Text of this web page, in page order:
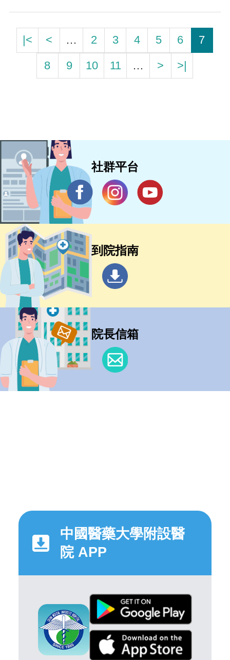
|< < … 2 3 4 5 6
7
8
9 10 11 … > >|
社群平台
到院指南
院長信箱
中國醫藥大學附設醫
院 APP